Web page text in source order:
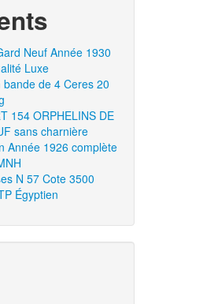
Neuf Année 1930
Luxe
de 4 Ceres 20
154 ORPHELINS DE
sans charnière
Année 1926 complète
N 57 Cote 3500
Égyptien